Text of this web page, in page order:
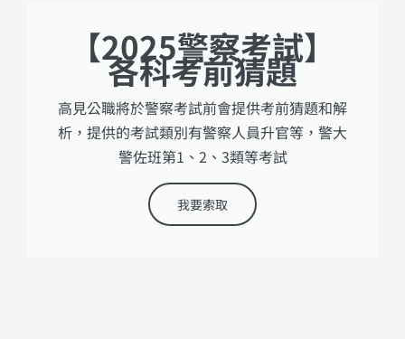
【2025警察考試】
各科考前猜題
高見公職將於警察考試前會提供考前猜題和解
析，提供的考試類別有警察人員升官等，警大
警佐班第1、2、3類等考試
我要索取